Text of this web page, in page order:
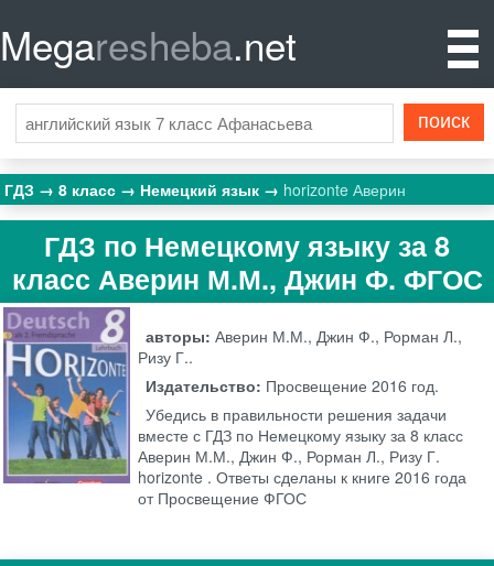
Megaresheba.net
ГДЗ 8 класс Немецкий язык horizonte Аверин
ГДЗ по Немецкому языку за 8
класс Аверин М.М., Джин Ф. ФГОС
авторы:Аверин М.М., Джин Ф., Рорман Л.,
Ризу Г..
Издательство: Просвещение 2016 год.
Убедись в правильности решения задачи
вместе с ГДЗ по Немецкому языку за 8 класс
Аверин М.М., Джин Ф., Рорман Л., Ризу Г.
horizonte . Ответы сделаны к книге 2016 года
от Просвещение ФГОС